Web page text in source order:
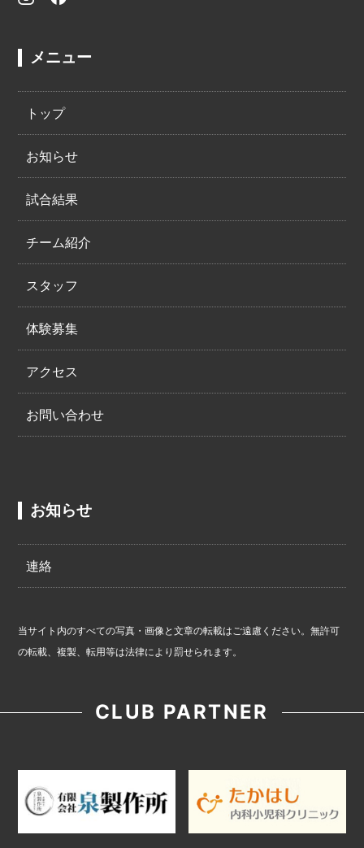
メニュー
トップ
お知らせ
試合結果
チーム紹介
スタッフ
体験募集
アクセス
お問い合わせ
お知らせ
連絡
当サイト内のすべての写真・画像と文章の転載はご遠慮ください。無許可
の転載、複製、転用等は法律により罰せられます。
CLUB PARTNER